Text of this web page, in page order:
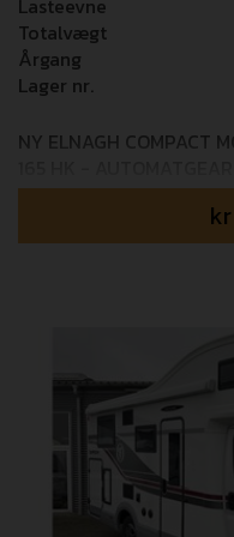
Lasteevne
Totalvægt
Årgang
Lager nr.
NY ELNAGH COMPACT
KUN 825.000,-!
garanti (i alt 5 års
kg egenvægt!
samme farve som bil -
vindue og centrallås -
matcher betræk -
TV beslag -
200W med MPPT
(23.000,-) Automatgear
(17.000,-) Elektrisk
kr